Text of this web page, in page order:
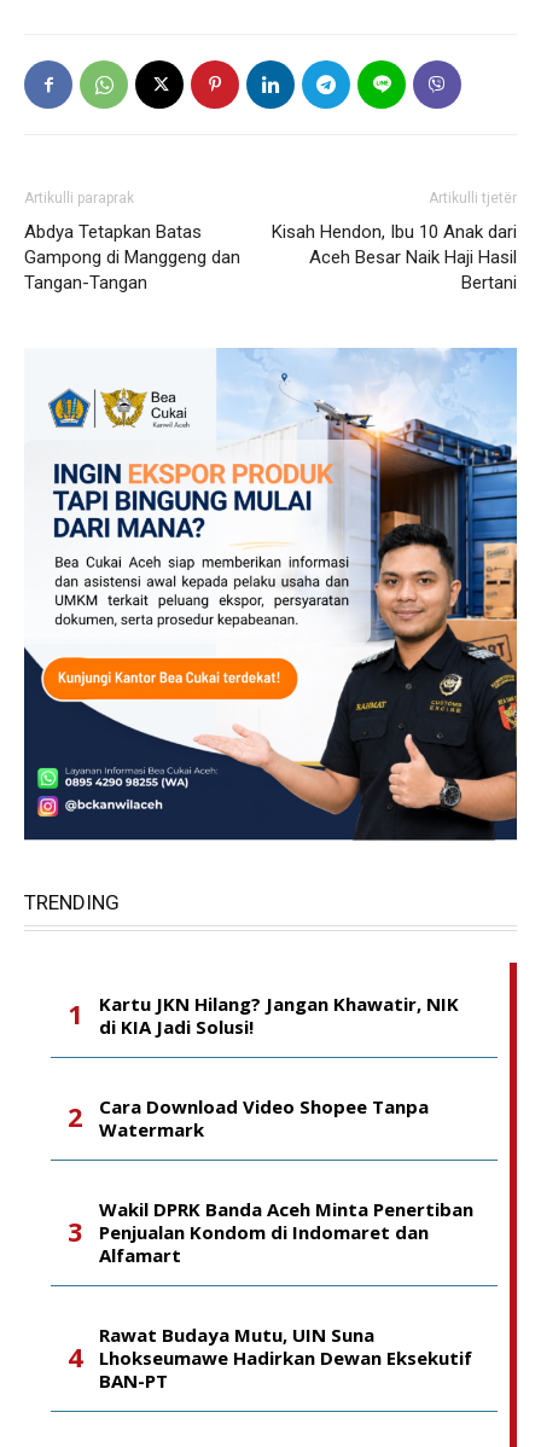
Artikulli paraprak
Abdya Tetapkan Batas
Gampong di Manggeng dan
Tangan-Tangan
Artikulli tjetër
Kisah Hendon, Ibu 10 Anak dari
Aceh Besar Naik Haji Hasil
Bertani
TRENDING
Kartu JKN Hilang? Jangan Khawatir, NIK
di KIA Jadi Solusi!
Cara Download Video Shopee Tanpa
Watermark
Wakil DPRK Banda Aceh Minta Penertiban
Penjualan Kondom di Indomaret dan
Alfamart
Rawat Budaya Mutu, UIN Suna
Lhokseumawe Hadirkan Dewan Eksekutif
BAN-PT